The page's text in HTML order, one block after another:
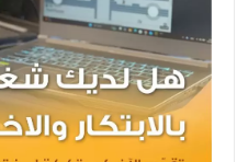
الملك
القاضي محمود